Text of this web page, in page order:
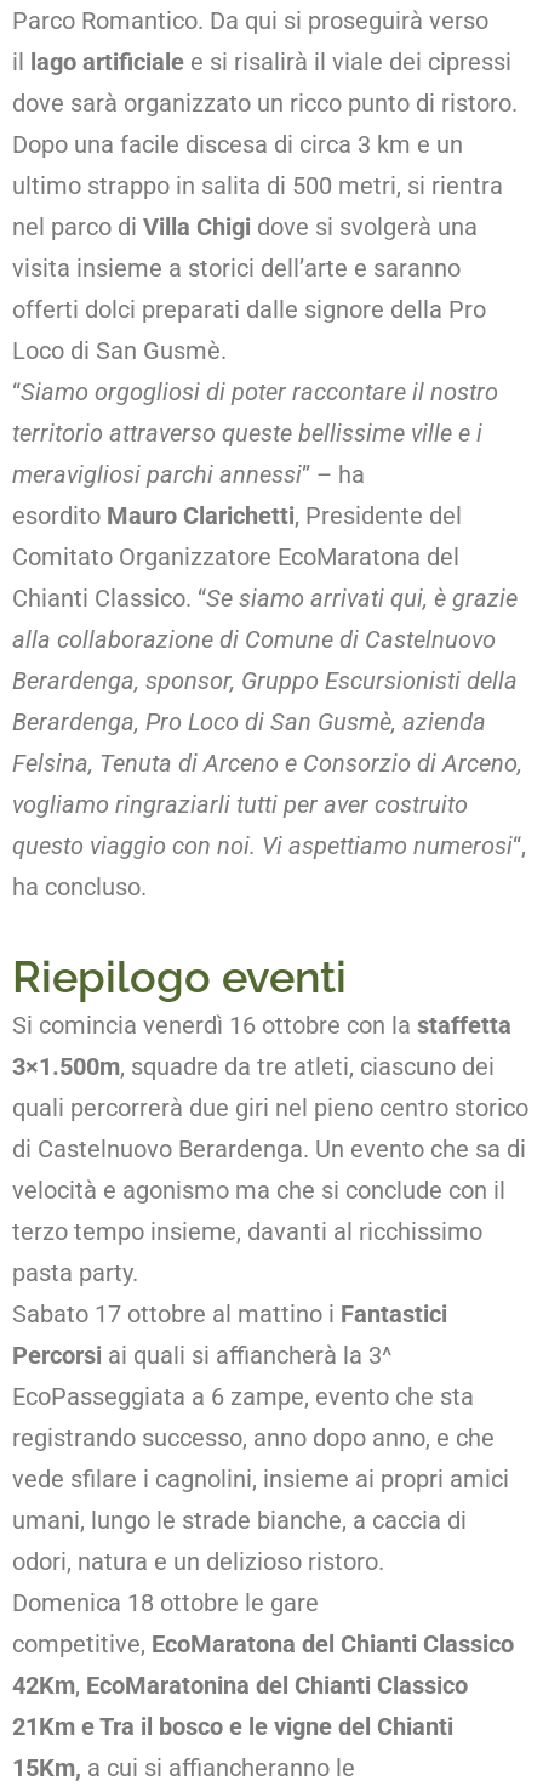
Parco Romantico. Da qui si proseguirà verso
il lago artificiale e si risalirà il viale dei cipressi
dove sarà organizzato un ricco punto di ristoro.
Dopo una facile discesa di circa 3 km e un
ultimo strappo in salita di 500 metri, si rientra
nel parco di Villa Chigi dove si svolgerà una
visita insieme a storici dell’arte e saranno
offerti dolci preparati dalle signore della Pro
Loco di San Gusmè.
“Siamo orgogliosi di poter raccontare il nostro
territorio attraverso queste bellissime ville e i
meravigliosi parchi annessi” – ha
esordito Mauro Clarichetti, Presidente del
Comitato Organizzatore EcoMaratona del
Chianti Classico. “Se siamo arrivati qui, è grazie
alla collaborazione di Comune di Castelnuovo
Berardenga, sponsor, Gruppo Escursionisti della
Berardenga, Pro Loco di San Gusmè, azienda
Felsina, Tenuta di Arceno e Consorzio di Arceno,
vogliamo ringraziarli tutti per aver costruito
questo viaggio con noi. Vi aspettiamo numerosi“,
ha concluso.
Riepilogo eventi
Si comincia venerdì 16 ottobre con la staffetta
3×1.500m, squadre da tre atleti, ciascuno dei
quali percorrerà due giri nel pieno centro storico
di Castelnuovo Berardenga. Un evento che sa di
velocità e agonismo ma che si conclude con il
terzo tempo insieme, davanti al ricchissimo
pasta party.
Sabato 17 ottobre al mattino i Fantastici
Percorsi ai quali si affiancherà la 3^
EcoPasseggiata a 6 zampe, evento che sta
registrando successo, anno dopo anno, e che
vede sfilare i cagnolini, insieme ai propri amici
umani, lungo le strade bianche, a caccia di
odori, natura e un delizioso ristoro.
Domenica 18 ottobre le gare
competitive, EcoMaratona del Chianti Classico
42Km, EcoMaratonina del Chianti Classico
21Km e Tra il bosco e le vigne del Chianti
15Km, a cui si affiancheranno le